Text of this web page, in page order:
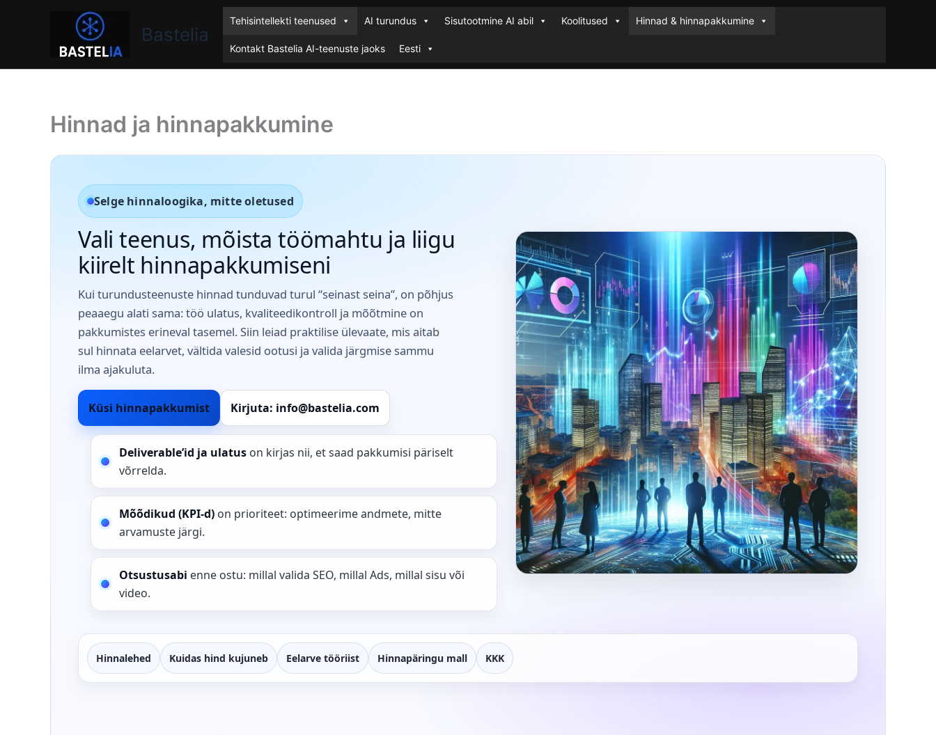
Bastelia
Bastelia
Tehisintellekti teenused AI turundus Sisutootmine AI abil Koolitused Hinnad & hinnapakkumine
Kontakt Bastelia AI-teenuste jaoks Eesti
Hinnad ja hinnapakkumine
Selge hinnaloogika, mitte oletused
Vali teenus, mõista töömahtu ja liigu
kiirelt hinnapakkumiseni
Kui turundusteenuste hinnad tunduvad turul “seinast seina”, on põhjus
peaaegu alati sama: töö ulatus, kvaliteedikontroll ja mõõtmine on
pakkumistes erineval tasemel. Siin leiad praktilise ülevaate, mis aitab
sul hinnata eelarvet, vältida valesid ootusi ja valida järgmise sammu
ilma ajakuluta.
Küsi hinnapakkumist Kirjuta: info@bastelia.com
Deliverable’id ja ulatus on kirjas nii, et saad pakkumisi päriselt
võrrelda.
Mõõdikud (KPI-d) on prioriteet: optimeerime andmete, mitte
arvamuste järgi.
Otsustusabi enne ostu: millal valida SEO, millal Ads, millal sisu või
video.
Hinnalehed Kuidas hind kujuneb Eelarve tööriist Hinnapäringu mall KKK